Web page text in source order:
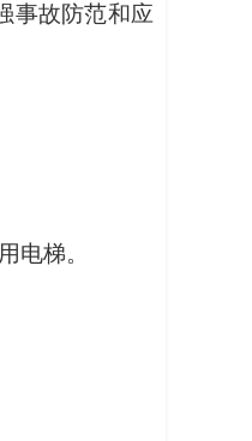
事故防范和应
电梯。